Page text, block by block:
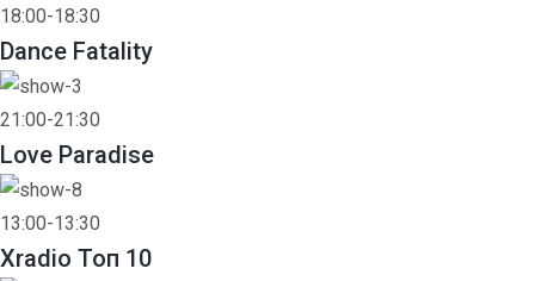
18:00-18:30
Dance Fatality
21:00-21:30
Love Paradise
13:00-13:30
Xradio Топ 10